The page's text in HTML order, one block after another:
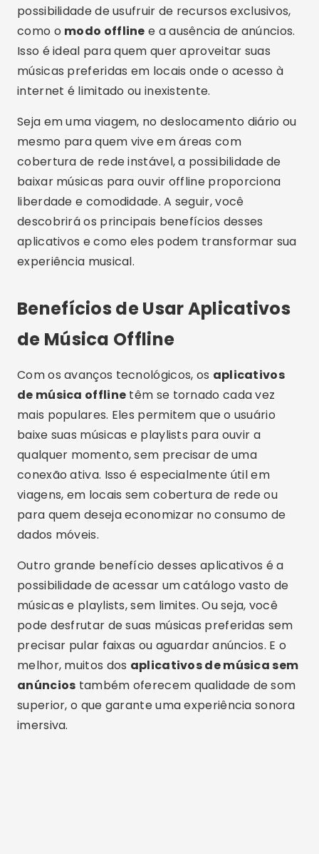
possibilidade de usufruir de recursos exclusivos,
como o modo offline e a ausência de anúncios.
Isso é ideal para quem quer aproveitar suas
músicas preferidas em locais onde o acesso à
internet é limitado ou inexistente.
Seja em uma viagem, no deslocamento diário ou
mesmo para quem vive em áreas com
cobertura de rede instável, a possibilidade de
baixar músicas para ouvir offline proporciona
liberdade e comodidade. A seguir, você
descobrirá os principais benefícios desses
aplicativos e como eles podem transformar sua
experiência musical.
Benefícios de Usar Aplicativos
de Música Offline
Com os avanços tecnológicos, os aplicativos
de música offline têm se tornado cada vez
mais populares. Eles permitem que o usuário
baixe suas músicas e playlists para ouvir a
qualquer momento, sem precisar de uma
conexão ativa. Isso é especialmente útil em
viagens, em locais sem cobertura de rede ou
para quem deseja economizar no consumo de
dados móveis.
Outro grande benefício desses aplicativos é a
possibilidade de acessar um catálogo vasto de
músicas e playlists, sem limites. Ou seja, você
pode desfrutar de suas músicas preferidas sem
precisar pular faixas ou aguardar anúncios. E o
melhor, muitos dos aplicativos de música sem
anúncios também oferecem qualidade de som
superior, o que garante uma experiência sonora
imersiva.